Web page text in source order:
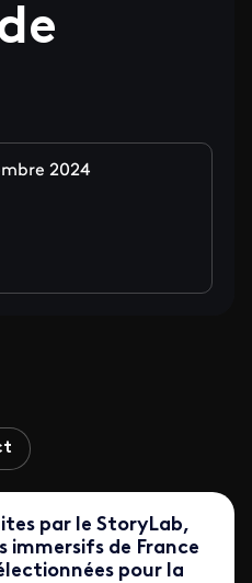
2024
la Mostra de Venise' sur Facebook
à la Mostra de Venise' sur X
StoryLab à la Mostra de Venise' sur
par le StoryLab,
immersifs de France
pour la